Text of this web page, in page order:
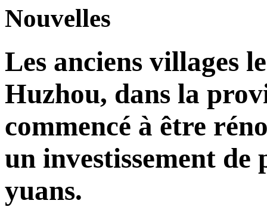
Nouvelles
Les anciens villages
Huzhou, dans la
commencé à être
un investissement
yuans.